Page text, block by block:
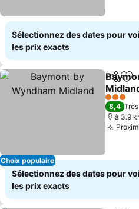
Sélectionnez des dates pour
les prix exacts
Choix populaire
Partager
3 Étoiles
8,4
à 3.9
Sélectionnez des dates pour
les prix exacts